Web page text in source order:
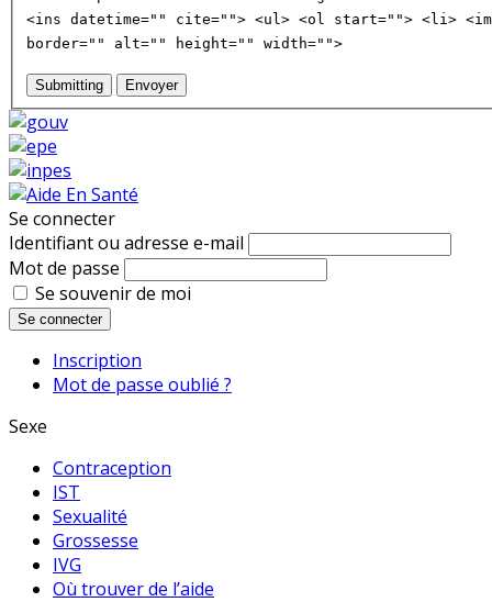
<ins datetime="" cite=""> <ul> <ol start=""> <li>
border="" alt="" height="" width="">
Submitting Envoyer
Se connecter
Identifiant ou adresse e-mail
Mot de passe
Se souvenir de moi
Se connecter
Inscription
Mot de passe oublié ?
Sexe
Contraception
IST
Sexualité
Grossesse
IVG
Où trouver de l’aide